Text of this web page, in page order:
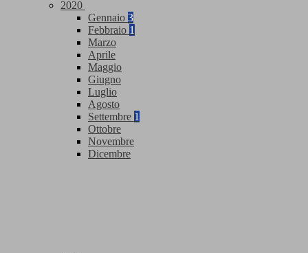
2020
Gennaio 3
Febbraio 1
Marzo
Aprile
Maggio
Giugno
Luglio
Agosto
Settembre 1
Ottobre
Novembre
Dicembre